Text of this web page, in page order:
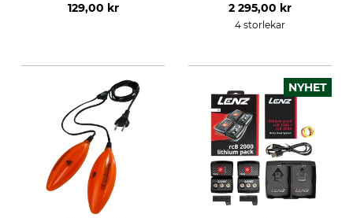
129,00 kr
2 295,00 kr
4 storlekar
NYHET